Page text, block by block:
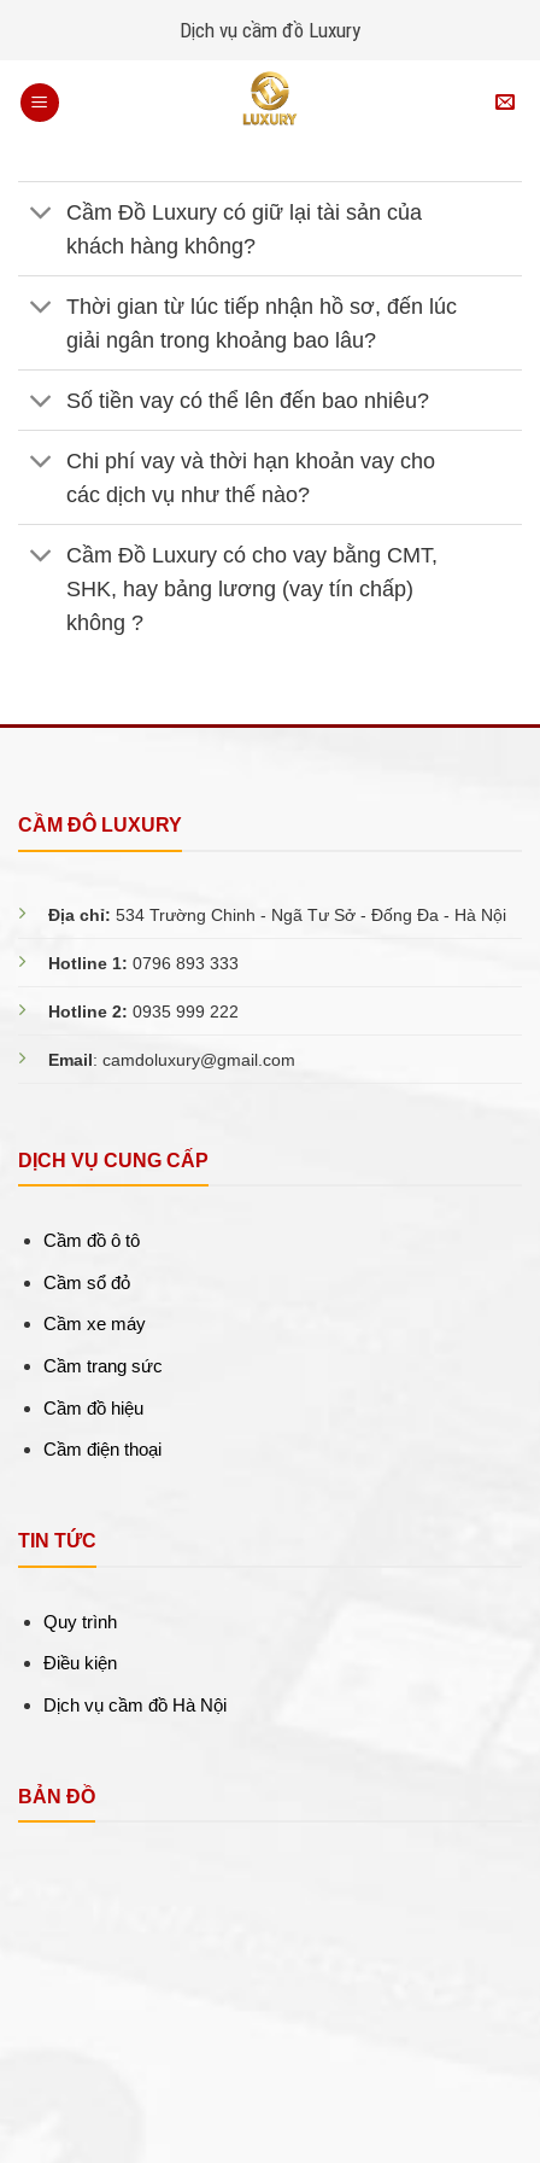
Dịch vụ cầm đồ Luxury
Cầm Đồ Luxury có giữ lại tài sản của
khách hàng không?
Thời gian từ lúc tiếp nhận hồ sơ, đến lúc
giải ngân trong khoảng bao lâu?
Số tiền vay có thể lên đến bao nhiêu?
Chi phí vay và thời hạn khoản vay cho
các dịch vụ như thế nào?
Cầm Đồ Luxury có cho vay bằng CMT,
SHK, hay bảng lương (vay tín chấp)
không ?
CẦM ĐÔ LUXURY
Địa chỉ: 534 Trường Chinh - Ngã Tư Sở - Đống Đa - Hà Nội
Hotline 1: 0796 893 333
Hotline 2: 0935 999 222
Email: camdoluxury@gmail.com
DỊCH VỤ CUNG CẤP
Cầm đồ ô tô
Cầm sổ đỏ
Cầm xe máy
Cầm trang sức
Cầm đồ hiệu
Cầm điện thoại
TIN TỨC
Quy trình
Điều kiện
Dịch vụ cầm đồ Hà Nội
BẢN ĐỒ